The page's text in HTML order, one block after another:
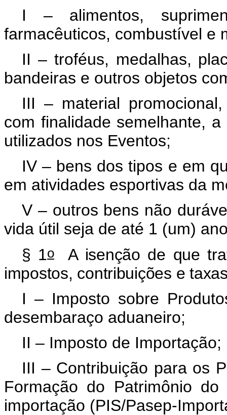
I – alimentos,
farmacêuticos, combustível e
II – troféus, medalhas,
bandeiras e outros objetos
III – material
com finalidade semelhante,
utilizados nos Eventos;
IV – bens dos tipos e em
em atividades esportivas da
V – outros bens não
vida útil seja de até 1 (um)
§ 1oA isenção de que
impostos, contribuições e
I – Imposto sobre
desembaraço aduaneiro;
II – Imposto de Importação;
III – Contribuição para os
Formação do Patrimônio
importação (PIS/Pasep-